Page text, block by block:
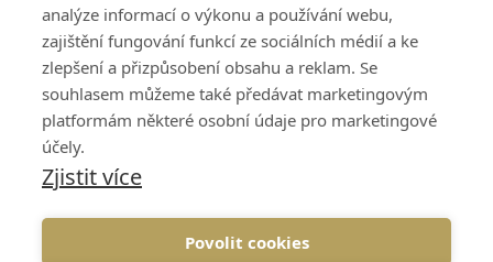
analýze informací o výkonu a používání webu,
zajištění fungování funkcí ze sociálních médií a ke
zlepšení a přizpůsobení obsahu a reklam. Se
souhlasem můžeme také předávat marketingovým
platformám některé osobní údaje pro marketingové
účely.
Zjistit více
Povolit cookies
REFERENCE
KARIÉRA